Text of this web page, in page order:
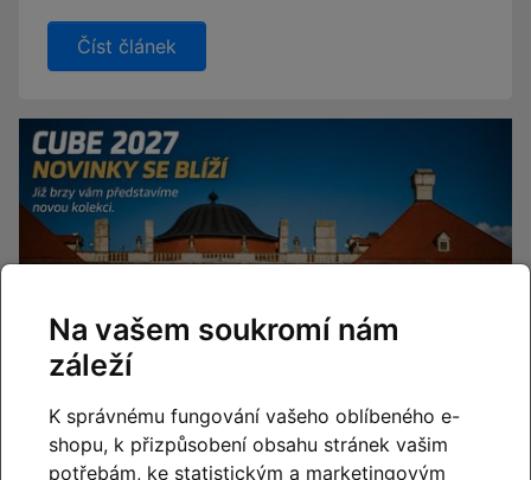
Číst článek
Na vašem soukromí nám
záleží
K správnému fungování vašeho oblíbeného e-
shopu, k přizpůsobení obsahu stránek vašim
potřebám, ke statistickým a marketingovým